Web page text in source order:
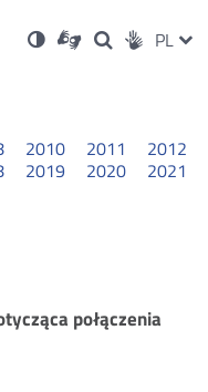
Ustawienia
Wersja
kontrastowa
Dla
niesłyszących
OtwórzOtwórz
w
Otwórz
w
Social PL
2010 2011
2012
2019 2020
2021
połączenia